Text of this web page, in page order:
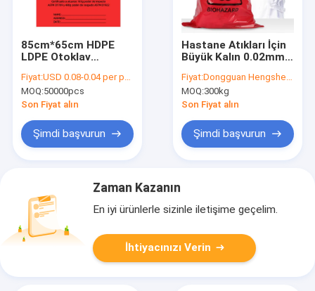
85cm*65cm HDPE
LDPE Otoklav
Torbaları İpli Tasarım
Fiyat:USD 0.08-0.04 per pcs
MOQ:50000pcs
Son Fiyat alın
Şimdi başvurun
Hastane Atıkları İçin
Büyük Kalın 0.02mm
Tehlikeli Plastik
Torbalar
Fiyat:Dongguan Hengsheng Polybag
MOQ:300kg
Son Fiyat alın
Şimdi başvurun
Zaman Kazanın
En iyi ürünlerle sizinle iletişime geçelim.
İhtiyacınızı Verin